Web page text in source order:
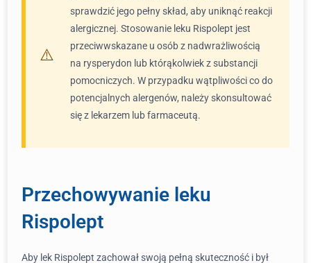
sprawdzić jego pełny skład, aby uniknąć reakcji
alergicznej. Stosowanie leku Rispolept jest
przeciwwskazane u osób z nadwrażliwością
na rysperydon lub którąkolwiek z substancji
pomocniczych. W przypadku wątpliwości co do
potencjalnych alergenów, należy skonsultować
się z lekarzem lub farmaceutą.
Przechowywanie leku
Rispolept
Aby lek Rispolept zachował swoją pełną skuteczność i był